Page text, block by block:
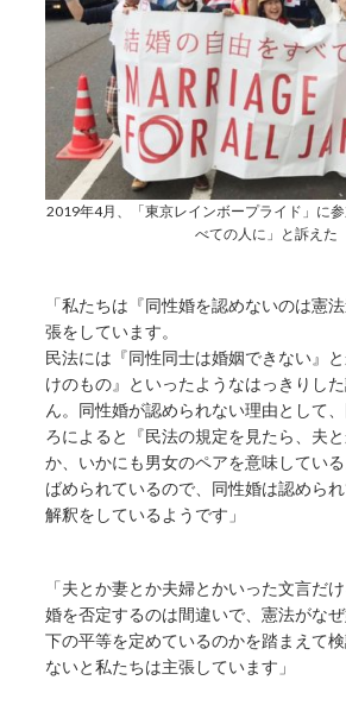
2019年4月、「東京レインボープライド」に
べての人に」と訴えた
「私たちは『同性婚を認めないのは憲
張をしています。
民法には『同性同士は婚姻できない』
けのもの』といったようなはっきりし
ん。同性婚が認められない理由として
ろによると『民法の規定を見たら、夫
か、いかにも男女のペアを意味してい
ばめられているので、同性婚は認めら
解釈をしているようです」
「夫とか妻とか夫婦とかいった文言だ
婚を否定するのは間違いで、憲法がな
下の平等を定めているのかを踏まえて
ないと私たちは主張しています」